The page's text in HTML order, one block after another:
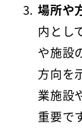
場所や
内とし
や施設
方向を
業施設
重要で